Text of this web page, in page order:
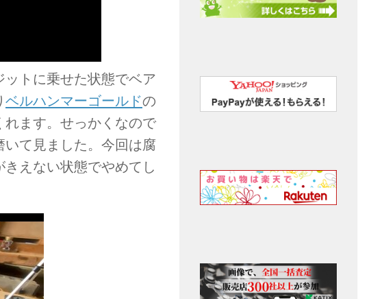
トに乗せた状態でベア
ベルハンマーゴールドの
ます。せっかくなので
て見ました。今回は腐
えない状態でやめてし